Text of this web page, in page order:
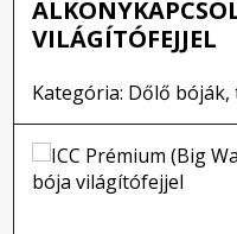
VILÁGÍTÓFEJJEL
Kategória: Dőlő